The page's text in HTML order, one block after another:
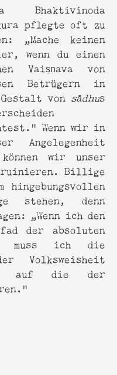
Bhaktivinoda
pflegte oft zu
„Mache keinen
wenn du einen
Vaiṣṇava von
Betrügern in
von sādhus
Wenn wir in
Angelegenheit
wir unser
ruinieren. Billige
hingebungsvollen
stehen, denn
„Wenn ich den
der absoluten
muss ich die
Volksweisheit
auf die der